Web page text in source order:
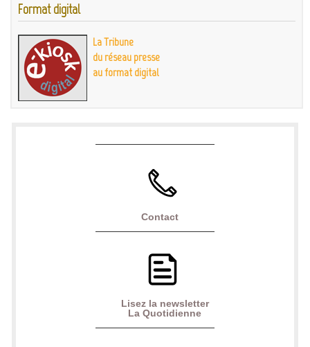
Format digital
La Tribune
du réseau presse
au format digital
Contact
Lisez la newsletter
La Quotidienne